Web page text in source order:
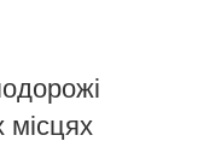
місцях